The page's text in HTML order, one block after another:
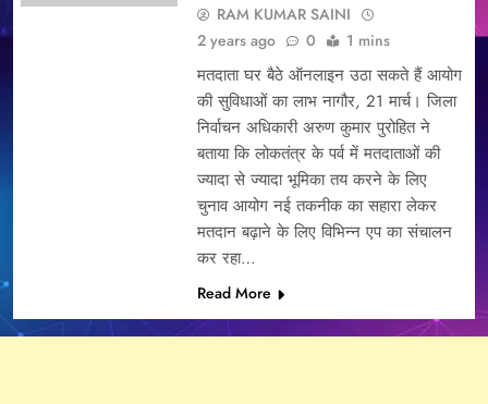
RAM KUMAR SAINI
2 years ago
0 1 mins
मतदाता घर बैठे ऑनलाइन उठा सकते हैं आयोग
की सुविधाओं का लाभ नागौर, 21 मार्च। जिला
निर्वाचन अधिकारी अरुण कुमार पुरोहित ने
बताया कि लोकतंत्र के पर्व में मतदाताओं की
ज्यादा से ज्यादा भूमिका तय करने के लिए
चुनाव आयोग नई तकनीक का सहारा लेकर
मतदान बढ़ाने के लिए विभिन्न एप का संचालन
कर रहा…
Read More